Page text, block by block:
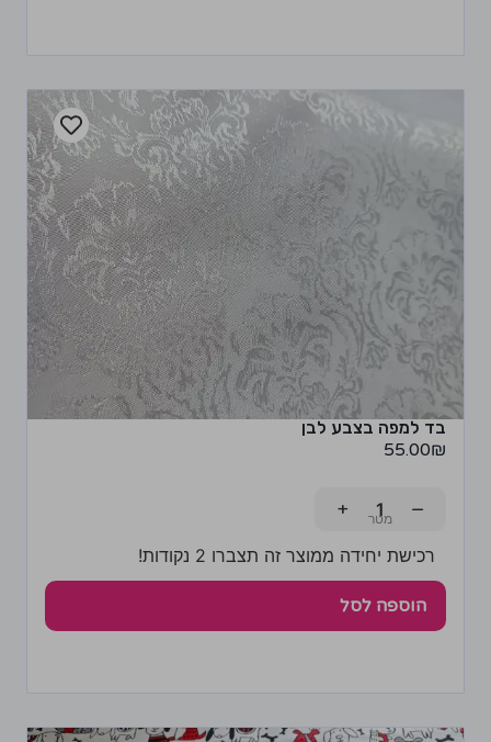
בד למפה בצבע לבן
55.00₪
−
+
רכישת יחידה ממוצר זה תצברו 2 נקודות!
הוספה לסל